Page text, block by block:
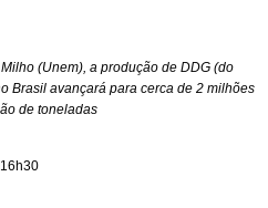
(Unem), a produção de DDG (do
Brasil avançará para cerca de 2 milhões
de toneladas